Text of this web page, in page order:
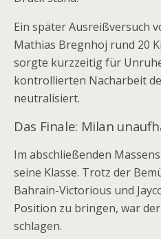
Ein später Ausreißversuch
Mathias Bregnhoj rund 20
sorgte kurzzeitig für
kontrollierten Nacharbeit
neutralisiert.
Das Finale: Milan
Im abschließenden
seine Klasse. Trotz der
Bahrain-Victorious und
Position zu bringen, war
schlagen.